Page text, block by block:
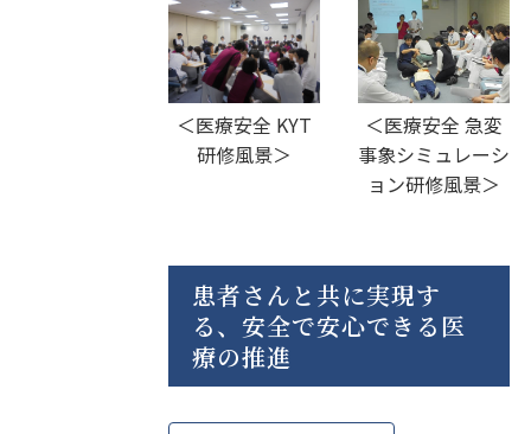
＜医療安全 KYT
研修風景＞
＜医療安全 急変
事象シミュレーシ
ョン研修風景＞
患者さんと共に実現す
る、安全で安心できる医
療の推進